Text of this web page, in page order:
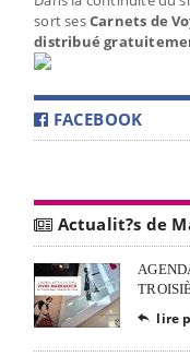
sort sesCarnets de
distribué
FACEBOOK
Actualit?s de
 lire